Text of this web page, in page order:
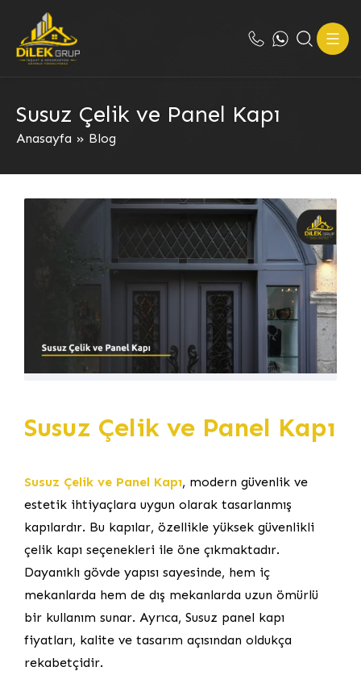
Susuz Çelik ve Panel Kapı
Anasayfa » Blog
Susuz Çelik ve Panel Kapı
Susuz Çelik ve Panel Kapı, modern güvenlik ve
estetik ihtiyaçlara uygun olarak tasarlanmış
kapılardır. Bu kapılar, özellikle yüksek güvenlikli
çelik kapı seçenekleri ile öne çıkmaktadır.
Dayanıklı gövde yapısı sayesinde, hem iç
mekanlarda hem de dış mekanlarda uzun ömürlü
bir kullanım sunar. Ayrıca, Susuz panel kapı
fiyatları, kalite ve tasarım açısından oldukça
rekabetçidir.